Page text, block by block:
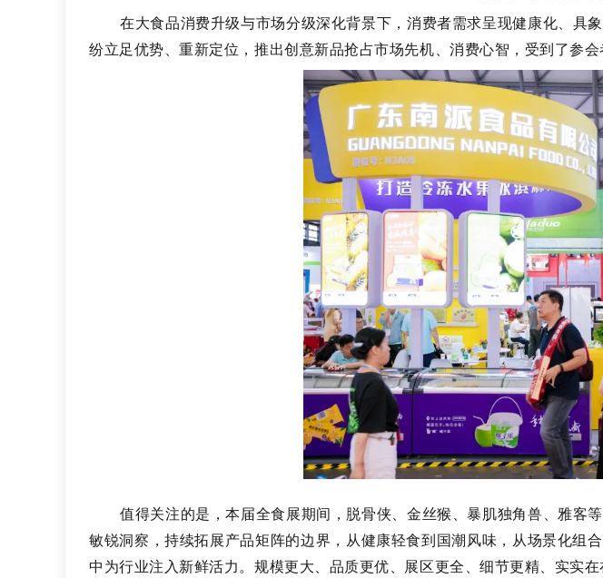
在大食品消费升级与市场分级深化背景下，消费者需求呈现健康化、具
纷立足优势、重新定位，推出创意新品抢占市场先机、消费心智，受到了参会
值得关注的是，本届全食展期间，脱骨侠、金丝猴、暴肌独角兽、雅客
敏锐洞察，持续拓展产品矩阵的边界，从健康轻食到国潮风味，从场景化组
中为行业注入新鲜活力。规模更大、品质更优、展区更全、细节更精、实实